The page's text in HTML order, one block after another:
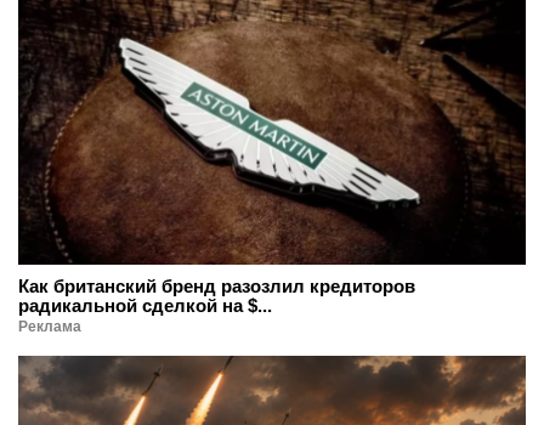
Как британский бренд разозлил кредиторов
радикальной сделкой на $...
Реклама